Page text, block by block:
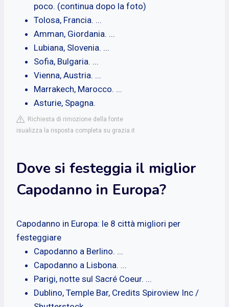
poco. (continua dopo la foto)
Tolosa, Francia. ...
Amman, Giordania. ...
Lubiana, Slovenia. ...
Sofia, Bulgaria. ...
Vienna, Austria. ...
Marrakech, Marocco. ...
Asturie, Spagna.
Richiesta di rimozione della fonte
isualizza la risposta completa su grazia.it
Dove si festeggia il miglior
Capodanno in Europa?
Capodanno in Europa: le 8 città migliori per
festeggiare
Capodanno a Berlino. ...
Capodanno a Lisbona. ...
Parigi, notte sul Sacré Coeur. ...
Dublino, Temple Bar, Credits Spiroview Inc /